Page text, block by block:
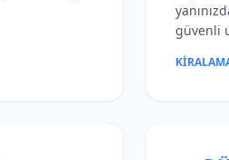
güvenli